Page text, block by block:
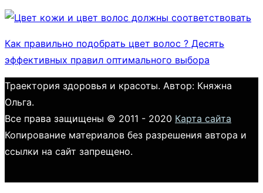
Как правильно подобрать цвет волос ? Десять
эффективных правил оптимального выбора
Траектория здоровья и красоты. Автор: Княжна
Ольга.
Все права защищены © 2011 - 2020 Карта сайта
Копирование материалов без разрешения автора и
ссылки на сайт запрещено.